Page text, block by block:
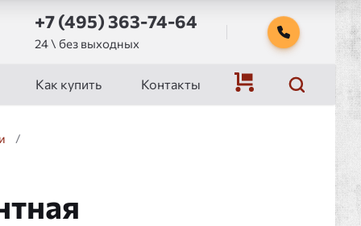
+7 (495) 363-74-64
24 \ без выходных
Как купить Контакты
/